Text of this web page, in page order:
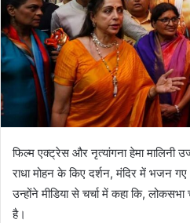
फिल्म एक्ट्रेस और नृत्यांगना हेमा मालिनी
राधा मोहन के किए दर्शन, मंदिर में भजन
उन्होंने मीडिया से चर्चा में कहा कि,
है।